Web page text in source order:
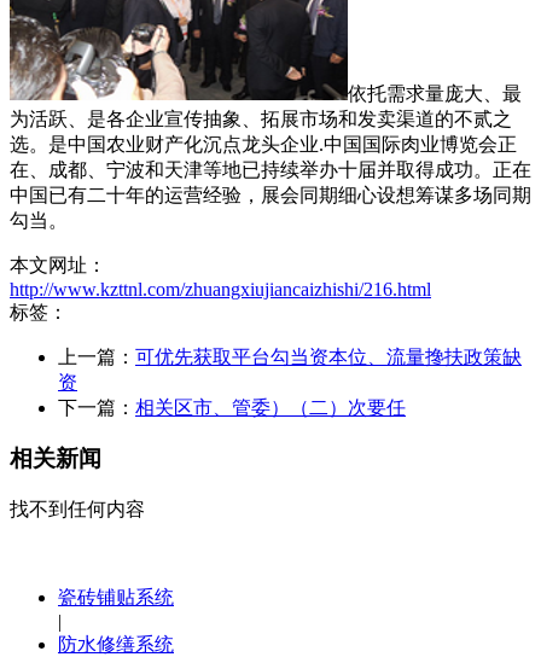
依托需求量庞大、最
为活跃、是各企业宣传抽象、拓展市场和发卖渠道的不贰之
选。是中国农业财产化沉点龙头企业.中国国际肉业博览会正
在、成都、宁波和天津等地已持续举办十届并取得成功。正在
中国已有二十年的运营经验，展会同期细心设想筹谋多场同期
勾当。
本文网址：
http://www.kzttnl.com/zhuangxiujiancaizhishi/216.html
标签：
上一篇： 可优先获取平台勾当资本位、流量搀扶政策缺
资
下一篇： 相关区市、管委）（二）次要任
相关新闻
找不到任何内容
瓷砖铺贴系统
|
防水修缮系统